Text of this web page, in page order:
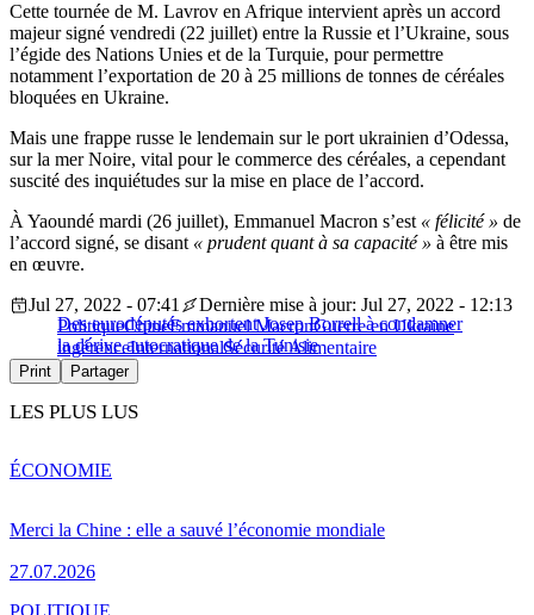
Cette tournée de M. Lavrov en Afrique intervient après un accord
majeur signé vendredi (22 juillet) entre la Russie et l’Ukraine, sous
l’égide des Nations Unies et de la Turquie, pour permettre
notamment l’exportation de 20 à 25 millions de tonnes de céréales
bloquées en Ukraine.
Mais une frappe russe le lendemain sur le port ukrainien d’Odessa,
sur la mer Noire, vital pour le commerce des céréales, a cependant
suscité des inquiétudes sur la mise en place de l’accord.
À Yaoundé mardi (26 juillet), Emmanuel Macron s’est « félicité » de
l’accord signé, se disant « prudent quant à sa capacité » à être mis
en œuvre.
Des eurodéputés exhortent Josep Borrell à condamner
la dérive autocratique de la Tunisie
Jul 27, 2022 - 07:41
Dernière mise à jour: Jul 27, 2022 - 12:13
PolitiqueChineEmmanuel MacronGuerre en Ukraine
ingérenceInternationalSécurité Alimentaire
Print Partager
LES PLUS LUS
Merci la Chine : elle a sauvé l’économie mondiale
27.07.2026
ÉCONOMIE
POLITIQUE